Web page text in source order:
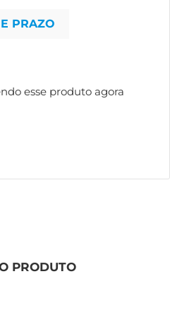
PRAZO
esse produto agora
PRODUTO